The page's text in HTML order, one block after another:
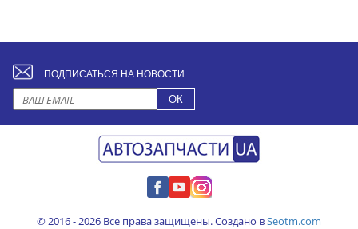
ПОДПИСАТЬСЯ НА НОВОСТИ
© 2016 - 2026 Все права защищены. Создано вSeotm.com